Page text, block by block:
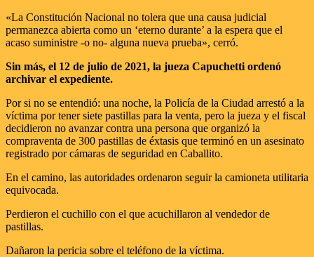
«La Constitución Nacional no tolera que una causa judicial
permanezca abierta como un ‘eterno durante’ a la espera que el
acaso suministre -o no- alguna nueva prueba», cerró.
Sin más, el 12 de julio de 2021, la jueza Capuchetti ordenó
archivar el expediente.
Por si no se entendió: una noche, la Policía de la Ciudad arrestó a la
víctima por tener siete pastillas para la venta, pero la jueza y el fiscal
decidieron no avanzar contra una persona que organizó la
compraventa de 300 pastillas de éxtasis que terminó en un asesinato
registrado por cámaras de seguridad en Caballito.
En el camino, las autoridades ordenaron seguir la camioneta utilitaria
equivocada.
Perdieron el cuchillo con el que acuchillaron al vendedor de
pastillas.
Dañaron la pericia sobre el teléfono de la víctima.